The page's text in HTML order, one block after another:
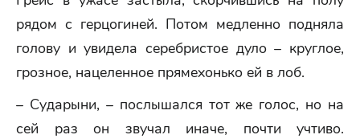
рядом с герцогиней. Потом медленно подняла
голову и увидела серебристое дуло – круглое,
грозное, нацеленное прямехонько ей в лоб.
– Сударыни, – послышался тот же голос, но на
сей раз он звучал иначе, почти учтиво.